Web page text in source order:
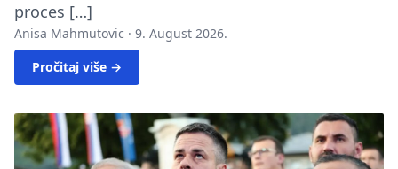
proces […]
Anisa Mahmutovic · 9. August 2026.
Pročitaj više →